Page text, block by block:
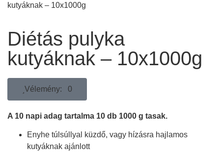
kutyáknak – 10x1000g
Diétás pulyka
kutyáknak – 10x1000g
Vélemény: 0
A 10 napi adag tartalma 10 db 1000 g tasak.
Enyhe túlsúllyal küzdő, vagy hízásra hajlamos
kutyáknak ajánlott